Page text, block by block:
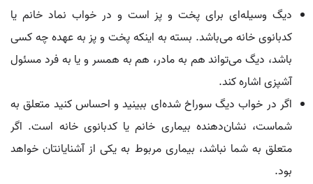
دیگ وسیله‌ای برای پخت و پز است و در خواب نماد خانم یا
کدبانوی خانه می‌باشد. بسته به اینکه پخت و پز به عهده چه کسی
باشد، دیگ می‌تواند هم به مادر، هم به همسر و یا به فرد مسئول
آشپزی اشاره کند.
اگر در خواب دیگ سوراخ شده‌ای ببینید و احساس کنید متعلق به
شماست، نشان‌دهنده بیماری خانم یا کدبانوی خانه است. اگر
متعلق به شما نباشد، بیماری مربوط به یکی از آشنایانتان خواهد
بود.